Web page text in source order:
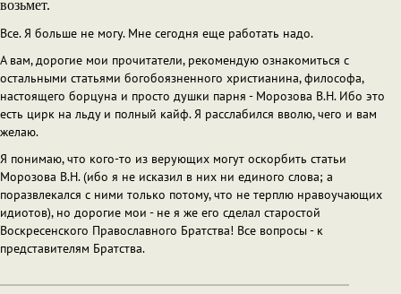
возьмет.
Все. Я больше не могу. Мне сегодня еще работать надо.
А вам, дорогие мои прочитатели, рекомендую ознакомиться с
остальными статьями богобоязненного христианина, философа,
настоящего борцуна и просто душки парня - Морозова В.Н. Ибо это
есть цирк на льду и полный кайф. Я расслабился вволю, чего и вам
желаю.
Я понимаю, что кого-то из верующих могут оскорбить статьи
Морозова В.Н. (ибо я не исказил в них ни единого слова; а
поразвлекался с ними только потому, что не терплю нравоучающих
идиотов), но дорогие мои - не я же его сделал старостой
Воскресенского Православного Братства! Все вопросы - к
представителям Братства.